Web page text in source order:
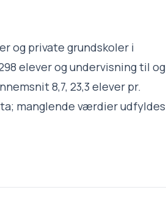
og private grundskoler i
elever og undervisning til og
8,7, 23,3 elever pr.
manglende værdier udfyldes